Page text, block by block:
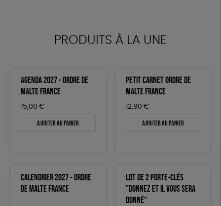
PRODUITS À LA UNE
AGENDA 2027 - ORDRE DE
MALTE FRANCE
15,00 €
Ajouter au panier
PETIT CARNET ORDRE DE
MALTE FRANCE
12,90 €
Ajouter au panier
CALENDRIER 2027 - ORDRE
DE MALTE FRANCE
LOT DE 2 PORTE-CLÉS
"DONNEZ ET IL VOUS SERA
DONNÉ"